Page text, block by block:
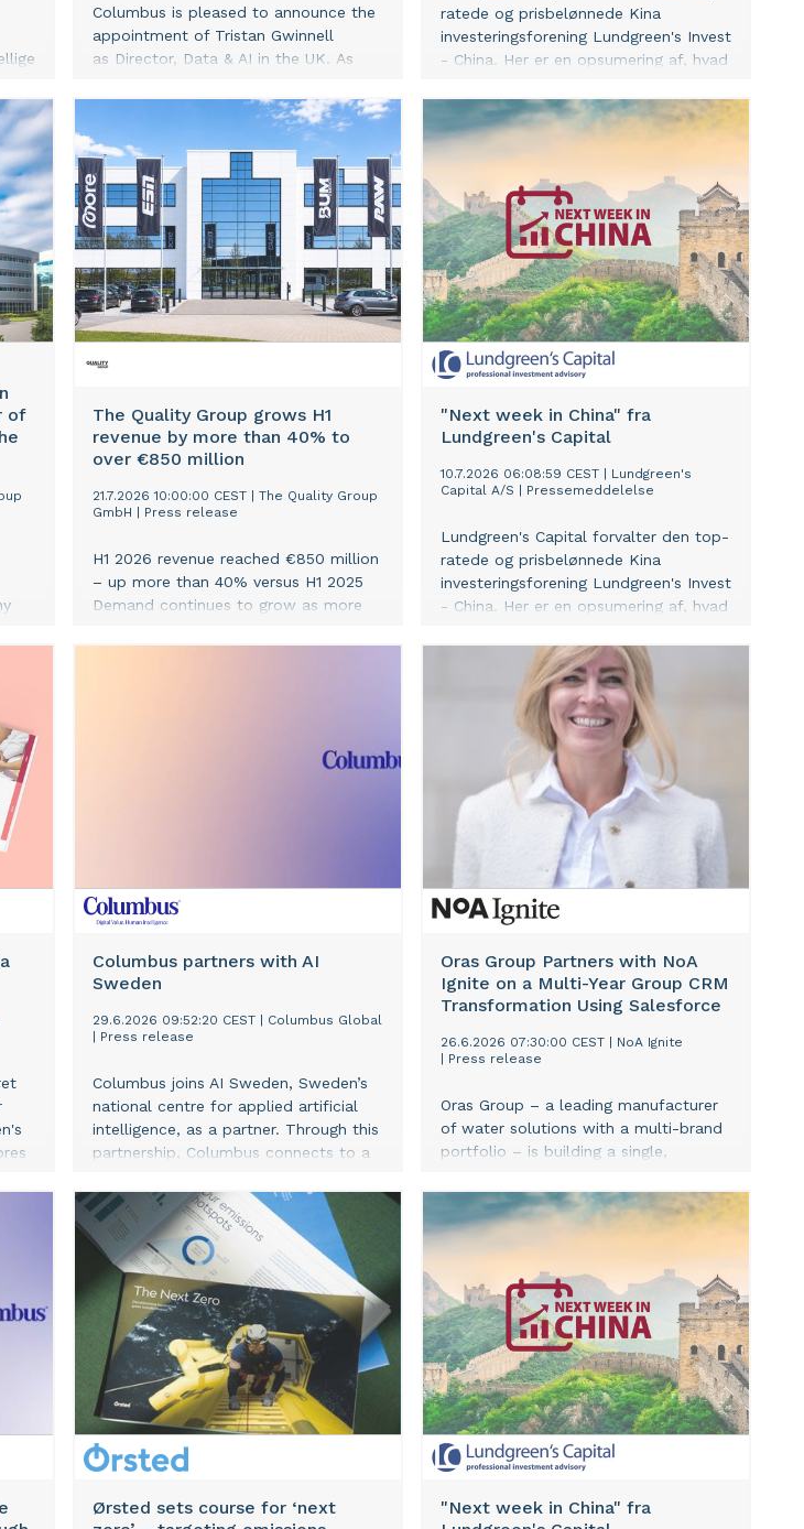
til
i
i
af
Columbus is pleased to announce the
appointment of Tristan Gwinnell
as Director, Data & AI in the UK. As
meet the demand of delivering
exceptional value to customers across
the UK, Tristan and the team will have
focus on accelerating and driving
delivery excellence.
ratede og prisbelønnede Kina
investeringsforening Lundgreen's Invest
- China. Her er en opsumering af, hvad
Kina i den kommende uge, altså et
indblik i nøjagtigt den samme interne
information, som vi bruger i
forvaltningen af vores Kina
investeringsforening.
of
its
The Quality Group grows H1
revenue by more than 40% to
over €850 million
21.7.2026 10:00:00 CEST
The Quality Group
GmbH
Press release
H1 2026 revenue reached €850 million
– up more than 40% versus H1 2025
Demand continues to grow as more
health and performance solutions
"Next week in China" fra
Lundgreen's Capital
10.7.2026 06:08:59 CEST
Lundgreen's
Capital A/S
Pressemeddelelse
Lundgreen's Capital forvalter den top-
ratede og prisbelønnede Kina
investeringsforening Lundgreen's Invest
- China. Her er en opsumering af, hvad
Kina i den kommende uge, altså et
indblik i nøjagtigt den samme interne
information, som vi bruger i
forvaltningen af vores Kina
investeringsforening.
og
Columbus partners with AI
Sweden
29.6.2026 09:52:20 CEST
Columbus Global
Press release
Columbus joins AI Sweden, Sweden’s
national centre for applied artificial
intelligence, as a partner. Through this
partnership, Columbus connects to a
public organisations, researchers and
AI experts working together to
accelerate the adoption and impact
of AI across business and society.
Oras Group Partners with NoA
Ignite on a Multi-Year Group CRM
Transformation Using Salesforce
26.6.2026 07:30:00 CEST
NoA Ignite
Press release
Oras Group – a leading manufacturer
of water solutions with a multi-brand
portfolio – is building a single,
all four of its brands with human-
centred design at its core.
Ørsted sets course for ‘next
"Next week in China" fra